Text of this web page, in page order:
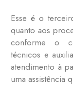
Esse é o
quanto aos
conforme o
técnicos e
atendimento à
uma assistência